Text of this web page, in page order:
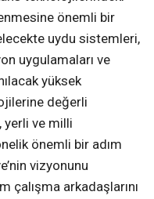
önemli bir
uydu sistemleri,
uygulamaları ve
yüksek
değerli
yerli ve milli
önemli bir adım
vizyonunu
çalışma arkadaşlarını